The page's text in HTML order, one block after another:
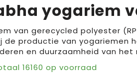
yogariem
van gerecycled polyester
de productie van yogariemen
en duurzaamheid van het
16160 op voorraad